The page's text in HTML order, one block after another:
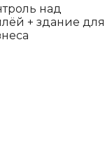
над
+ здание для